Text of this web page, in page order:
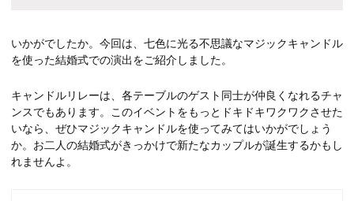
いかがでしたか。今回は、七色に光る不思議なマジックキャンドル
を使った結婚式での演出をご紹介しました。
キャンドルリレーは、各テーブルのゲスト同士が仲良くなれるチャ
ンスでもあります。このイベントをもっとドキドキワクワクさせた
いなら、ぜひマジックキャンドルを使ってみてはいかがでしょう
か。お二人の結婚式がきっかけで新たなカップルが誕生するかもし
れませんよ。